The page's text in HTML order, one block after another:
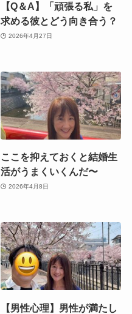
【Q＆A】「頑張る私」を
求める彼とどう向き合う？
2026年4月27日
ここを抑えておくと結婚生
活がうまくいくんだ〜
2026年4月8日
【男性心理】男性が満たし